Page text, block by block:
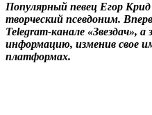
Популярный певец Егор
творческий псевдоним.
Telegram-канале «Звездач»,
информацию, изменив свое
платформах.